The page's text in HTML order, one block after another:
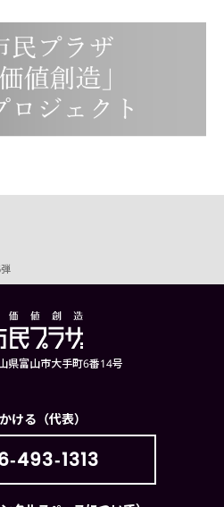
県富山市大手町6番14号
ける（代表）
493-1313